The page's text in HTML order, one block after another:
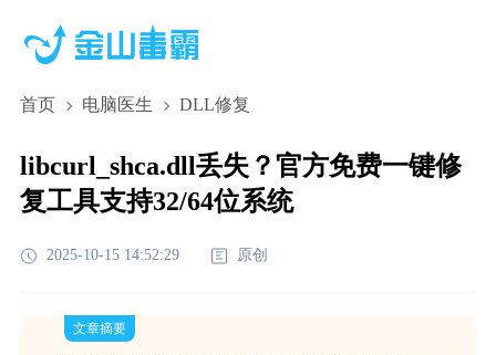
首页 电脑医生 DLL修复
libcurl_shca.dll丢失？官方免费一键修
复工具支持32/64位系统
2025-10-15 14:52:29 原创
文章摘要